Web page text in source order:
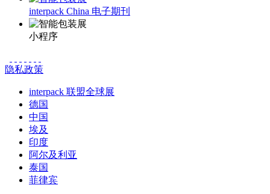
interpack China 电子期刊
小程序
隐私政策
interpack 联盟全球展
德国
中国
埃及
印度
阿尔及利亚
泰国
菲律宾